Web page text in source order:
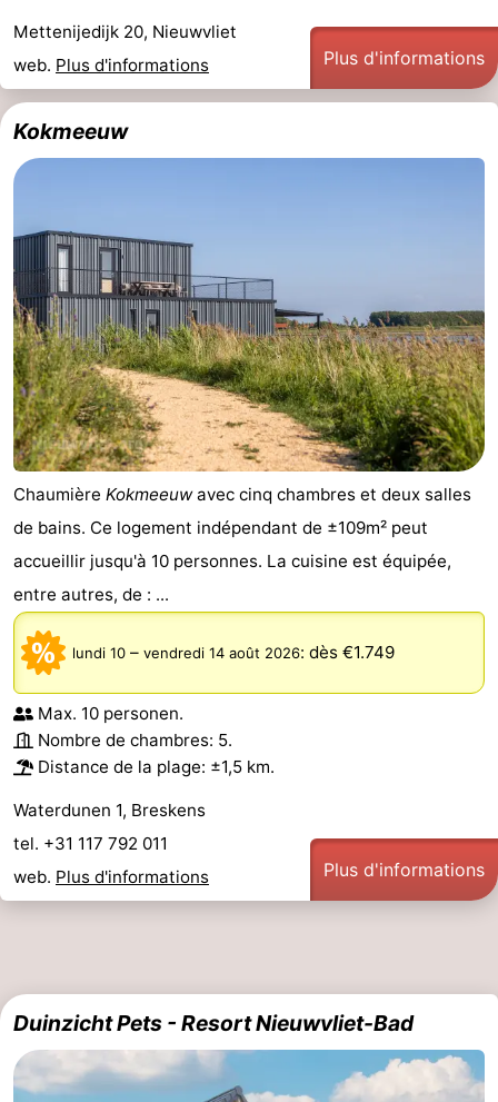
Zwinhoeve
Hôtels
minutes
Plages
Voir
et
faire
Lieux
d'intérêt
-
Musées
-
Monuments
-
Moulins
-
Points
de
Attractions
-
Terrains
jeux
Aires
de
jeux
intérieures
Bowling
-
Parcours
de
mini-
Centres
de
bien-
Villages
&
Nature
Piscines
-
Équitation
-
Mettenijedijk 20, Nieuwvliet
web. Plus d'informations Plus d'informations
Kokmeeuw
Chaumière Kokmeeuwavec cinq chambres et deux salles
de bains. Ce logement indépendant de ±109m² peut
accueillir jusqu'à 10 personnes. La cuisine est équipée,
entre autres, de : ...
lundi 10 – vendredi 14 août 2026: dès €1.749
Max. 10 personen.
Nombre de chambres: 5.
Distance de la plage: ±1,5 km.
Waterdunen 1, Breskens
tel. +31 117 792 011
web. Plus d'informations Plus d'informations
Duinzicht Pets - Resort Nieuwvliet-Bad